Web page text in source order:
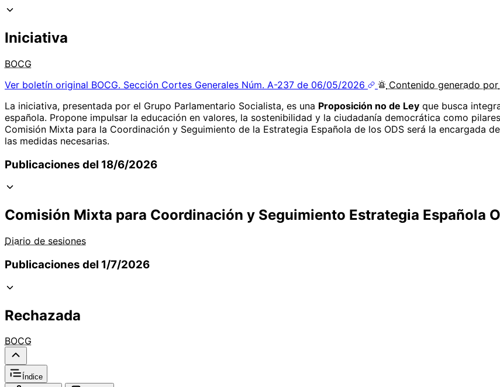
Iniciativa
BOCG
Ver boletín original BOCG. Sección Cortes Generales Núm. A-237 de 06/05/2026 Contenido generado por
La iniciativa, presentada por el Grupo Parlamentario Socialista, es una Proposición no de Ley que busca
española. Propone impulsar la educación en valores, la sostenibilidad y la ciudadanía democrática como
Comisión Mixta para la Coordinación y Seguimiento de la Estrategia Española de los ODS será la encargada
las medidas necesarias.
Publicaciones del 18/6/2026
Comisión Mixta para Coordinación y Seguimiento Estrategia Española
Diario de sesiones
Publicaciones del 1/7/2026
Rechazada
BOCG
Índice